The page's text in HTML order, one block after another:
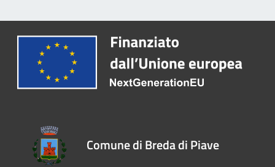
Comune di Breda di Piave